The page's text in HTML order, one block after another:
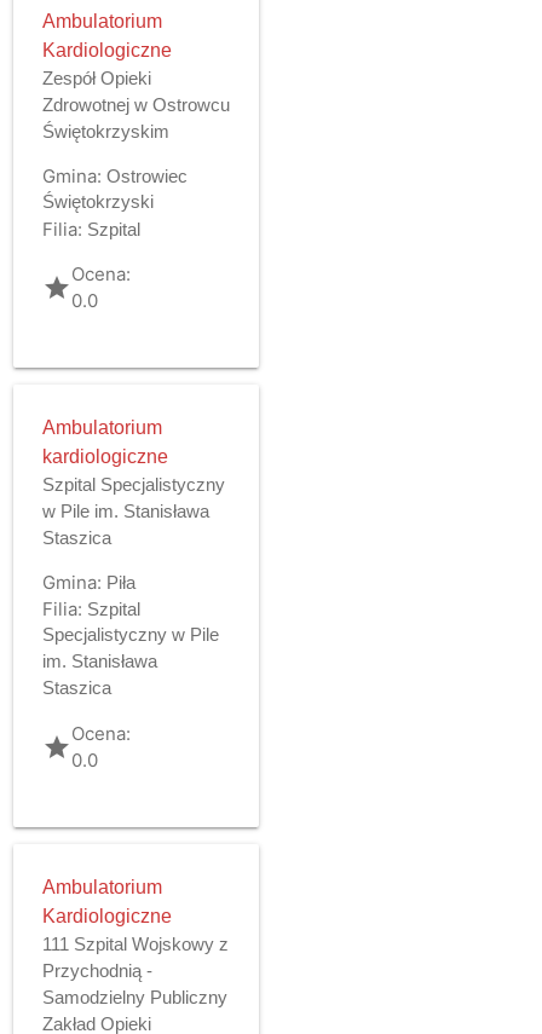
Ambulatorium
Kardiologiczne
Zespół Opieki
Zdrowotnej w Ostrowcu
Świętokrzyskim
Gmina: Ostrowiec
Świętokrzyski
Filia: Szpital
gradeOcena:
0.0
Ambulatorium
kardiologiczne
Szpital Specjalistyczny
w Pile im. Stanisława
Staszica
Gmina: Piła
Filia: Szpital
Specjalistyczny w Pile
im. Stanisława
Staszica
gradeOcena:
0.0
Ambulatorium
Kardiologiczne
111 Szpital Wojskowy z
Przychodnią -
Samodzielny Publiczny
Zakład Opieki